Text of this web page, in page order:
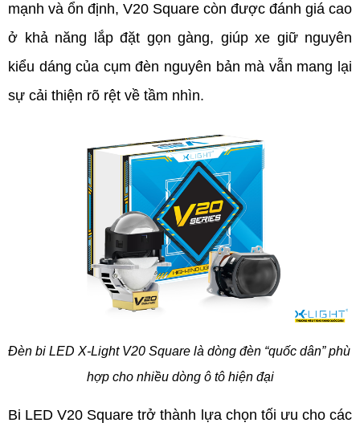
mạnh và ổn định, V20 Square còn được đánh giá cao
ở khả năng lắp đặt gọn gàng, giúp xe giữ nguyên
kiểu dáng của cụm đèn nguyên bản mà vẫn mang lại
sự cải thiện rõ rệt về tầm nhìn.
Đèn bi LED X-Light V20 Square là dòng đèn “quốc dân” phù
hợp cho nhiều dòng ô tô hiện đại
Bi LED V20 Square trở thành lựa chọn tối ưu cho các